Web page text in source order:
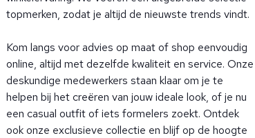
topmerken, zodat je altijd de nieuwste trends vindt.
Kom langs voor advies op maat of shop eenvoudig
online, altijd met dezelfde kwaliteit en service. Onze
deskundige medewerkers staan klaar om je te
helpen bij het creëren van jouw ideale look, of je nu
een casual outfit of iets formelers zoekt. Ontdek
ook onze exclusieve collectie en blijf op de hoogte